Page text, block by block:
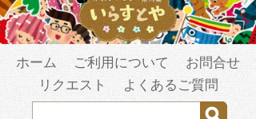
ホーム ご利用について
お問合せ
リクエスト
よくあるご質問